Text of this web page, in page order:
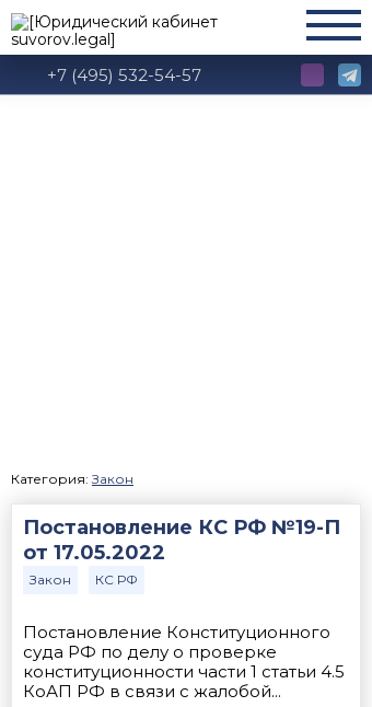
+7 (495) 532-54-57
Категория:Закон
Постановление КС РФ №19-П
от 17.05.2022
Закон КС РФ
Постановление Конституционного
суда РФ по делу о проверке
конституционности части 1 статьи 4.5
КоАП РФ в связи с жалобой...